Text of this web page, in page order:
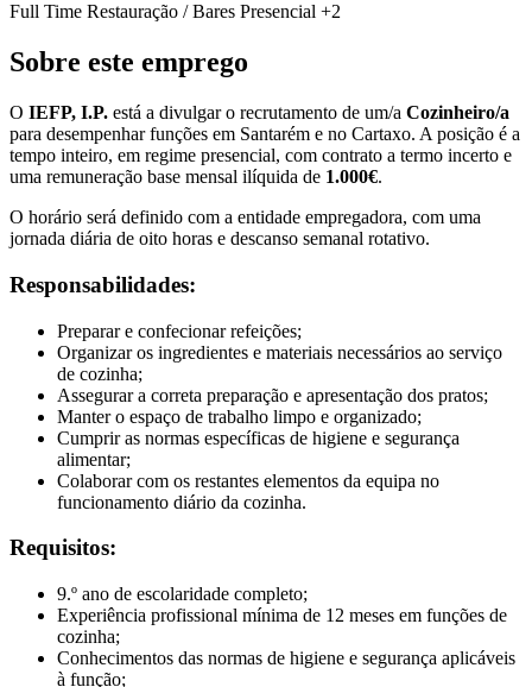
Full Time Restauração / Bares Presencial +2
Sobre este emprego
O IEFP, I.P. está a divulgar o recrutamento de um/a Cozinheiro/a
para desempenhar funções em Santarém e no Cartaxo. A posição é a
tempo inteiro, em regime presencial, com contrato a termo incerto e
uma remuneração base mensal ilíquida de 1.000€.
O horário será definido com a entidade empregadora, com uma
jornada diária de oito horas e descanso semanal rotativo.
Responsabilidades:
Preparar e confecionar refeições;
Organizar os ingredientes e materiais necessários ao serviço
de cozinha;
Assegurar a correta preparação e apresentação dos pratos;
Manter o espaço de trabalho limpo e organizado;
Cumprir as normas específicas de higiene e segurança
alimentar;
Colaborar com os restantes elementos da equipa no
funcionamento diário da cozinha.
Requisitos:
9.º ano de escolaridade completo;
Experiência profissional mínima de 12 meses em funções de
cozinha;
Conhecimentos das normas de higiene e segurança aplicáveis
à função;